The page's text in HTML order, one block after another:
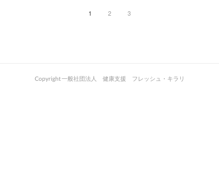
1 2 3
Copyright 一般社団法人 健康支援 フレッシュ・キラリ